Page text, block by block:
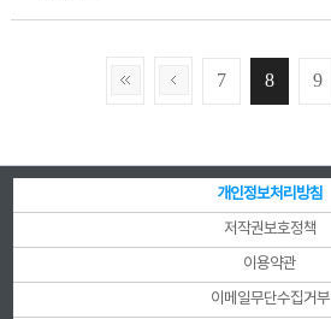
7 8 9
개인정보처리방침
저작권보호정책
이용약관
이메일무단수집거부